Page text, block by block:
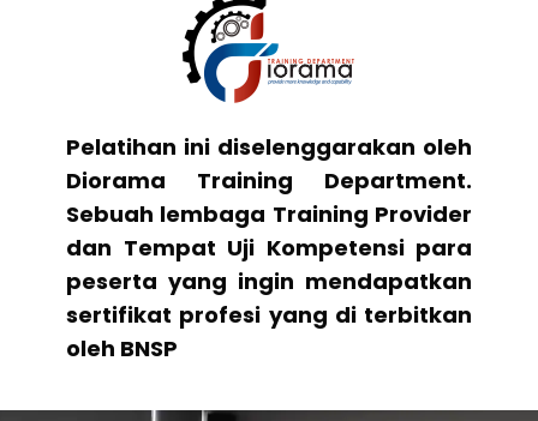
Pelatihan ini diselenggarakan oleh
Diorama Training Department.
Sebuah lembaga Training Provider
dan Tempat Uji Kompetensi para
peserta yang ingin mendapatkan
sertifikat profesi yang di terbitkan
oleh BNSP